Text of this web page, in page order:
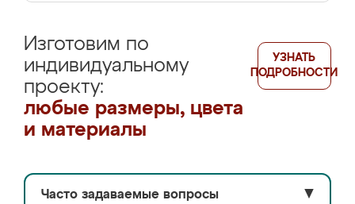
Изготовим по
индивидуальному
проекту:
любые размеры, цвета
и материалы
УЗНАТЬ
ПОДРОБНОСТИ
Часто задаваемые вопросы ▼